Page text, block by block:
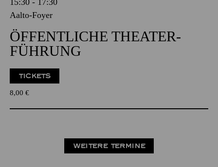
Aalto-Foyer
ÖFFENTLICHE THEATER­
FÜHRUNG
TICKETS
8,00 €
WEITERE TERMINE